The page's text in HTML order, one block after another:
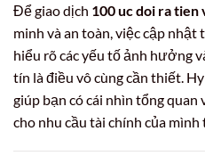
Để giao dịch 100 uc doi ra tien
minh và an toàn, việc cập
hiểu rõ các yếu tố ảnh hưởng
tín là điều vô cùng cần thiết.
giúp bạn có cái nhìn tổng
cho nhu cầu tài chính của mình